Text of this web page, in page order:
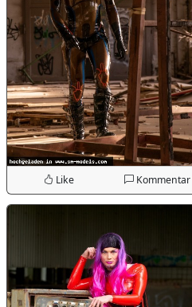
Like Kommentar